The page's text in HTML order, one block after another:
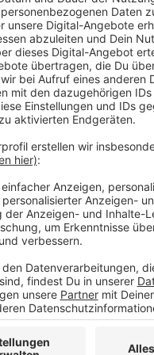
Es gibt diese
Schneefall.
seltsame Wörter
ziehen oder ihren
Potting ein